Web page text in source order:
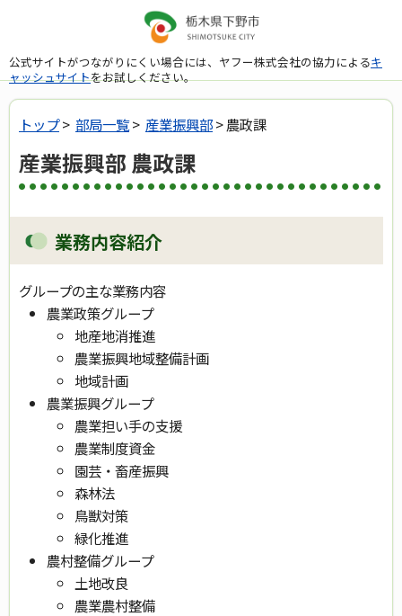
公式サイトがつながりにくい場合には、ヤフー株式会社の協力によるキ
ャッシュサイトをお試しください。
トップ> 部局一覧> 産業振興部> 農政課
産業振興部 農政課
業務内容紹介
グループの主な業務内容
農業政策グループ
地産地消推進
農業振興地域整備計画
地域計画
農業振興グループ
農業担い手の支援
農業制度資金
園芸・畜産振興
森林法
鳥獣対策
緑化推進
農村整備グループ
土地改良
農業農村整備